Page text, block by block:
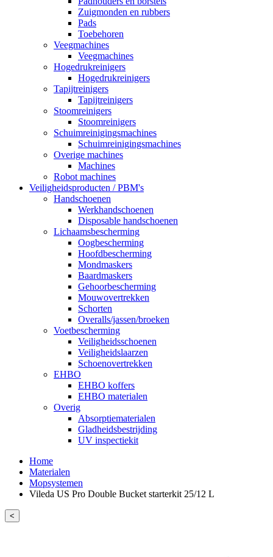
Zuigmonden en rubbers
Pads
Toebehoren
Veegmachines
Veegmachines
Hogedrukreinigers
Hogedrukreinigers
Tapijtreinigers
Tapijtreinigers
Stoomreinigers
Stoomreinigers
Schuimreinigingsmachines
Schuimreinigingsmachines
Overige machines
Machines
Robot machines
Veiligheidsproducten / PBM's
Handschoenen
Werkhandschoenen
Disposable handschoenen
Lichaamsbescherming
Oogbescherming
Hoofdbescherming
Mondmaskers
Baardmaskers
Gehoorbescherming
Mouwovertrekken
Schorten
Overalls/jassen/broeken
Voetbescherming
Veiligheidsschoenen
Veiligheidslaarzen
Schoenovertrekken
EHBO
EHBO koffers
EHBO materialen
Overig
Absorptiematerialen
Gladheidsbestrijding
UV inspectiekit
Home
Materialen
Mopsystemen
Vileda US Pro Double Bucket starterkit 25/12 L
<